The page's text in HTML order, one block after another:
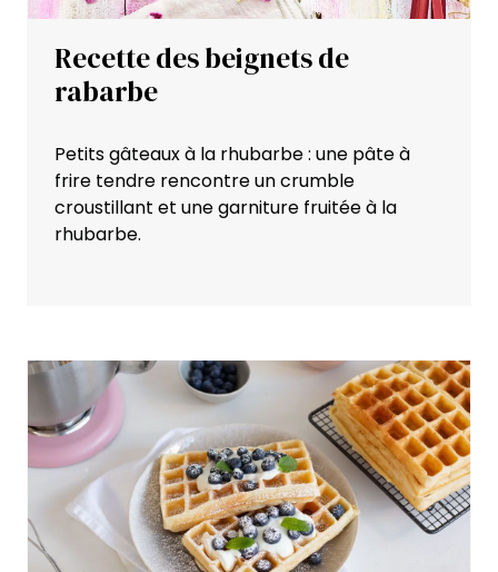
Recette des beignets de
rabarbe
Petits gâteaux à la rhubarbe : une pâte à
frire tendre rencontre un crumble
croustillant et une garniture fruitée à la
rhubarbe.